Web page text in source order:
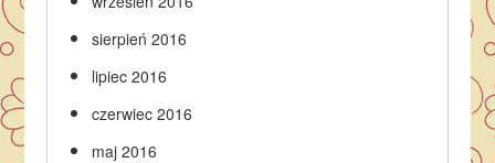
sierpień 2016
lipiec 2016
czerwiec 2016
maj 2016